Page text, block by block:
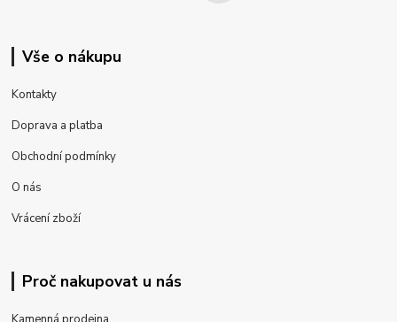
Vše o nákupu
Kontakty
Doprava a platba
Obchodní podmínky
O nás
Vrácení zboží
Proč nakupovat u nás